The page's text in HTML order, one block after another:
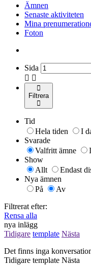
Ämnen
Senaste aktiviteten
Mina
Foton
Sida
Filtrera
Tid
Hela tiden
I
Svarade
Valfritt ämne
Show
Allt
Endast
Nya ämnen
På
Av
Filtrerat efter:
Rensa alla
nya inlägg
Tidigare template Nästa
Det finns inga
Tidigare template Nästa